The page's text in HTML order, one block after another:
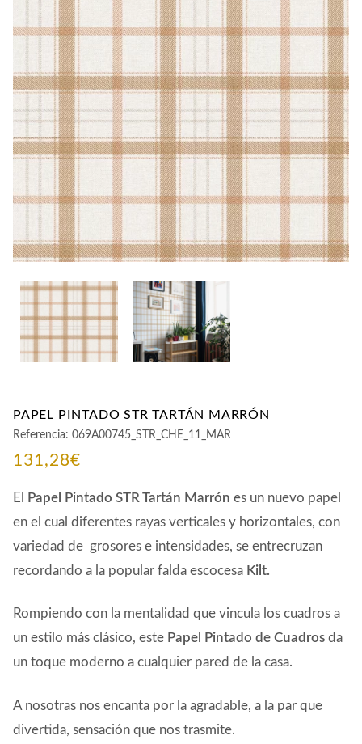
CONTACTO
PAPEL PINTADO STR TARTÁN MARRÓN
Referencia: 069A00745_STR_CHE_11_MAR
131,28€
El Papel Pintado STR Tartán Marrón es un nuevo papel
en el cual diferentes rayas verticales y horizontales, con
variedad de grosores e intensidades, se entrecruzan
recordando a la popular falda escocesa Kilt.
Rompiendo con la mentalidad que vincula los cuadros a
un estilo más clásico, este Papel Pintado de Cuadros da
un toque moderno a cualquier pared de la casa.
A nosotras nos encanta por la agradable, a la par que
divertida, sensación que nos trasmite.